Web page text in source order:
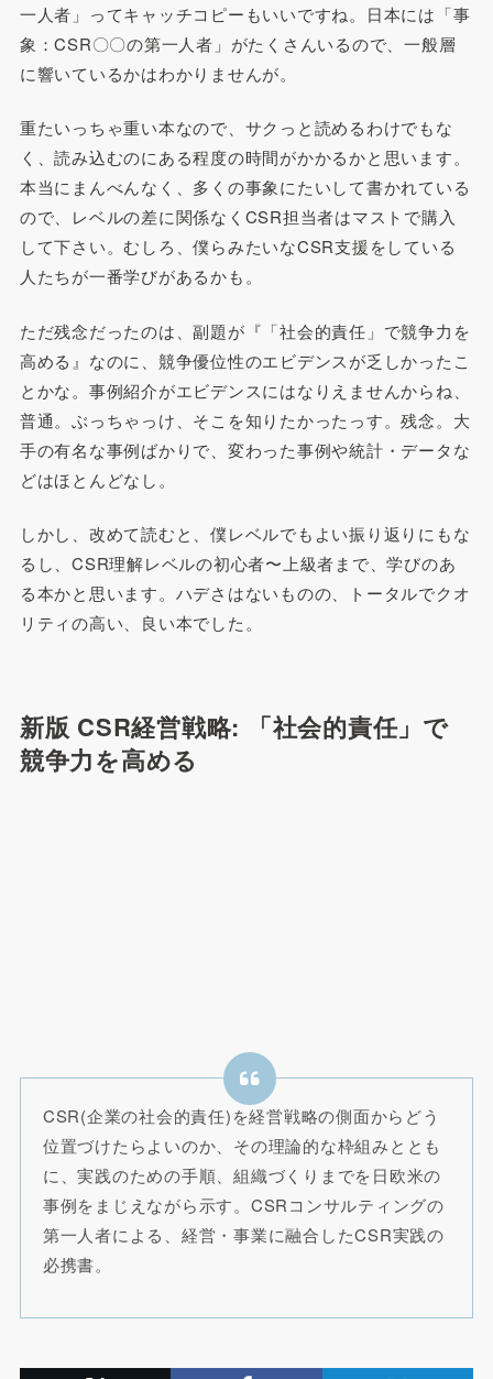
一人者」ってキャッチコピーもいいですね。日本には「事
象：CSR〇〇の第一人者」がたくさんいるので、一般層
に響いているかはわかりませんが。
重たいっちゃ重い本なので、サクっと読めるわけでもな
く、読み込むのにある程度の時間がかかるかと思います。
本当にまんべんなく、多くの事象にたいして書かれている
ので、レベルの差に関係なくCSR担当者はマストで購入
して下さい。むしろ、僕らみたいなCSR支援をしている
人たちが一番学びがあるかも。
ただ残念だったのは、副題が『「社会的責任」で競争力を
高める』なのに、競争優位性のエビデンスが乏しかったこ
とかな。事例紹介がエビデンスにはなりえませんからね、
普通。ぶっちゃっけ、そこを知りたかったっす。残念。大
手の有名な事例ばかりで、変わった事例や統計・データな
どはほとんどなし。
しかし、改めて読むと、僕レベルでもよい振り返りにもな
るし、CSR理解レベルの初心者〜上級者まで、学びのあ
る本かと思います。ハデさはないものの、トータルでクオ
リティの高い、良い本でした。
新版 CSR経営戦略: 「社会的責任」で
競争力を高める
CSR(企業の社会的責任)を経営戦略の側面からどう
位置づけたらよいのか、その理論的な枠組みととも
に、実践のための手順、組織づくりまでを日欧米の
事例をまじえながら示す。CSRコンサルティングの
第一人者による、経営・事業に融合したCSR実践の
必携書。